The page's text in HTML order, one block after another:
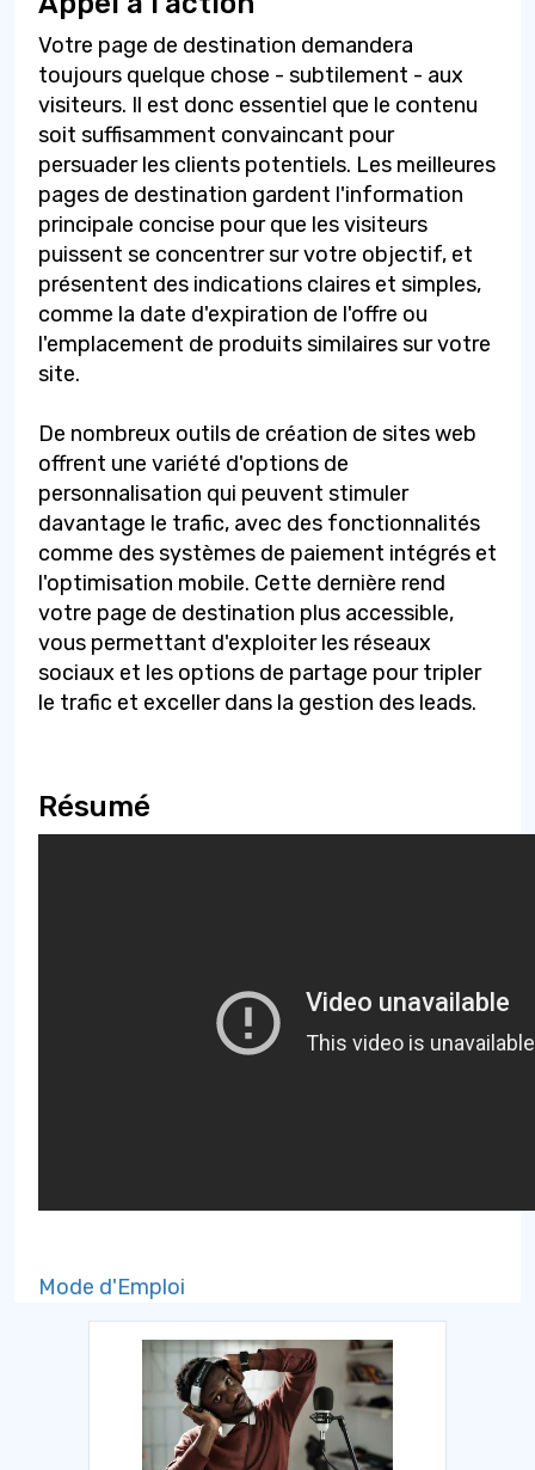
Votre page de destination demandera
toujours quelque chose - subtilement - aux
visiteurs. Il est donc essentiel que le contenu
soit suffisamment convaincant pour
persuader les clients potentiels. Les meilleures
pages de destination gardent l'information
principale concise pour que les visiteurs
puissent se concentrer sur votre objectif, et
présentent des indications claires et simples,
comme la date d'expiration de l'offre ou
l'emplacement de produits similaires sur votre
site.
De nombreux outils de création de sites web
offrent une variété d'options de
personnalisation qui peuvent stimuler
davantage le trafic, avec des fonctionnalités
comme des systèmes de paiement intégrés et
l'optimisation mobile. Cette dernière rend
votre page de destination plus accessible,
vous permettant d'exploiter les réseaux
sociaux et les options de partage pour tripler
le trafic et exceller dans la gestion des leads.
Résumé
Mode d'Emploi